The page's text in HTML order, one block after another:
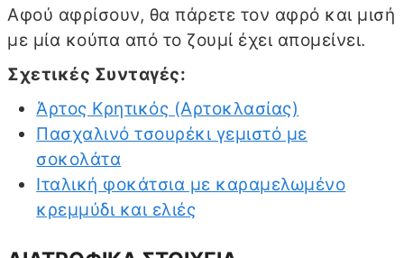
Αφού αφρίσουν, θα πάρετε τον αφρό και μισή
με μία κούπα από το ζουμί έχει απομείνει.
Σχετικές Συνταγές:
Άρτος Κρητικός (Αρτοκλασίας)
Πασχαλινό τσουρέκι γεμιστό με
σοκολάτα
Ιταλική φοκάτσια με καραμελωμένο
κρεμμύδι και ελιές